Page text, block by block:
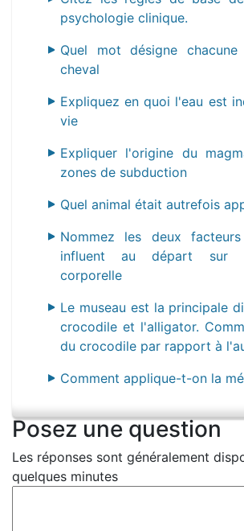
psychologie clinique.
Quel mot désigne
cheval
Expliquez en quoi l'eau est
vie
Expliquer l'origine du
zones de subduction
Quel animal était autrefois
Nommez les deux
influent au départ sur
corporelle
Le museau est la principale
crocodile et l'alligator.
du crocodile par rapport à
Comment applique-t-on la
Posez une question
Les réponses sont généralement
quelques minutes